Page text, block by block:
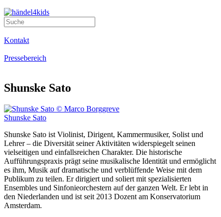
Kontakt
Pressebereich
Shunske Sato
Shunske Sato
Shunske Sato ist Violinist, Dirigent, Kammermusiker, Solist und
Lehrer – die Diversität seiner Aktivitäten widerspiegelt seinen
vielseitigen und einfallsreichen Charakter. Die historische
Aufführungspraxis prägt seine musikalische Identität und ermöglicht
es ihm, Musik auf dramatische und verblüffende Weise mit dem
Publikum zu teilen. Er dirigiert und soliert mit spezialisierten
Ensembles und Sinfonieorchestern auf der ganzen Welt. Er lebt in
den Niederlanden und ist seit 2013 Dozent am Konservatorium
Amsterdam.